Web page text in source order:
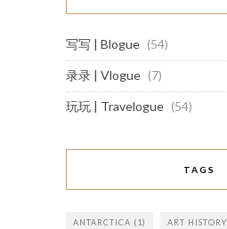
写写 | Blogue (54)
录录 | Vlogue (7)
玩玩 | Travelogue (54)
TAGS
ANTARCTICA (1) ART HISTORY